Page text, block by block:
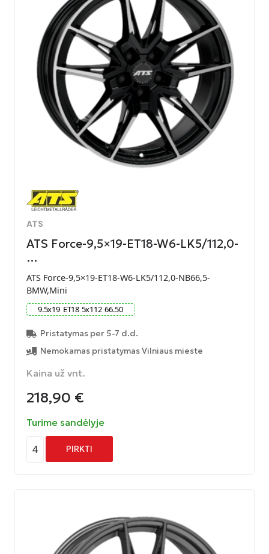
ATS
ATS Force-9,5×19-ET18-W6-LK5/112,0-
…
ATS Force-9,5×19-ET18-W6-LK5/112,0-NB66,5-
BMW,Mini
9.5x19 ET18 5x112 66.50
Pristatymas per 5-7 d.d.
Nemokamas pristatymas Vilniaus mieste
Kaina už vnt.
218,90 €
Turime sandėlyje
4 PIRKTI